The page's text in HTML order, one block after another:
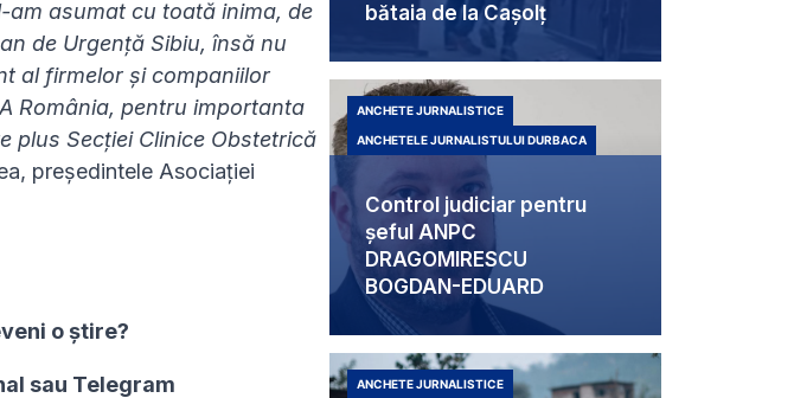
am asumat cu toată inima, de
de Urgență Sibiu, însă nu
al firmelor și companiilor
România, pentru importanta
plus Secției Clinice Obstetrică
președintele Asociației
o ştire?
sau Telegram
bătaia de la Cașolț
Control judiciar pentru
șeful ANPC
DRAGOMIRESCU
BOGDAN-EDUARD
ANCHETE JURNALISTICE
ANCHETELE JURNALISTULUI DURBACA
ANCHETE JURNALISTICE